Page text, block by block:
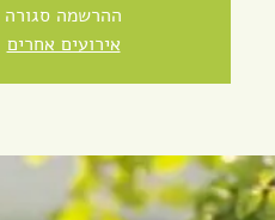
ההרשמה סגורה
אירועים אחרים